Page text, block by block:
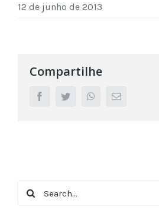
12 de junho de 2013
Compartilhe
facebooktwitter whatsappEmail
Search